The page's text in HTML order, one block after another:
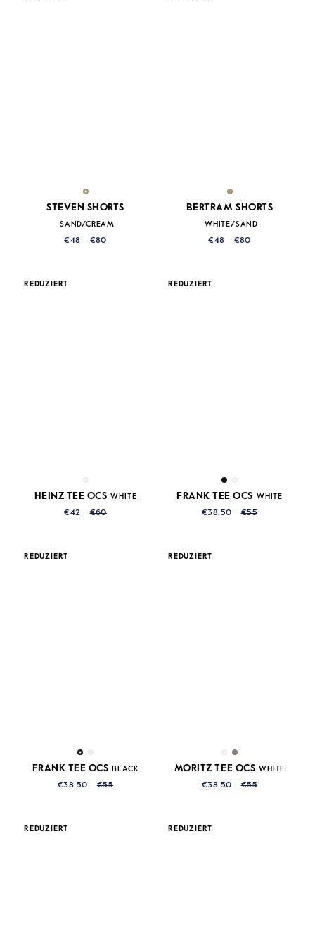
STEVEN SHORTS
SAND/CREAM
€48 €80
BERTRAM SHORTS
WHITE/SAND
€48 €80
REDUZIERT
HEINZ TEE OCS WHITE
€42 €60
REDUZIERT
FRANK TEE OCS WHITE
€38,50 €55
REDUZIERT
FRANK TEE OCS BLACK
€38,50 €55
REDUZIERT
MORITZ TEE OCS WHITE
€38,50 €55
REDUZIERT REDUZIERT